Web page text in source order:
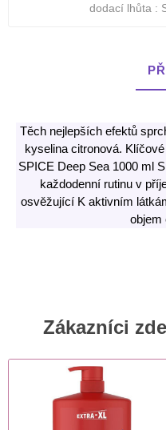
dodací lhůta :
Těch nejlepších efektů
kyselina citronová.
SPICE Deep Sea 1000 ml
každodenní rutinu v
osvěžující K aktivním
objem
Zákazníci